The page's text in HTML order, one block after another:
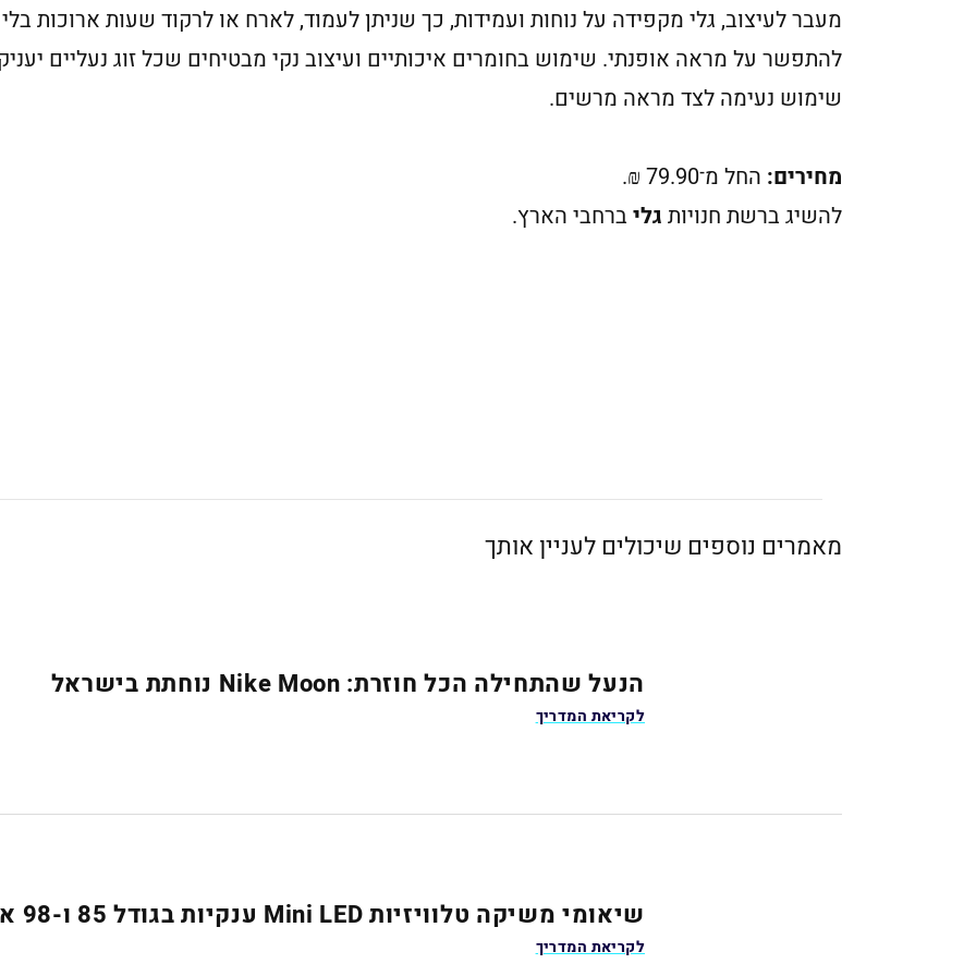
מעבר לעיצוב, גלי מקפידה על נוחות ועמידות, כך שניתן לעמוד, לארח או לרקוד שעות ארוכות בלי
להתפשר על מראה אופנתי. שימוש בחומרים איכותיים ועיצוב נקי מבטיחים שכל זוג נעליים יעניק
שימוש נעימה לצד מראה מרשים.
מחירים: החל מ־79.90 ₪.
להשיג ברשת חנויות גליברחבי הארץ.
מאמרים נוספים שיכולים לעניין אותך
הנעל שהתחילה הכל חוזרת: Nike Moon נוחתת בישראל
לקריאת המדריך
שיאומי משיקה טלוויזיות Mini LED ענקיות בגודל 85 ו-98 אינץ׳
לקריאת המדריך